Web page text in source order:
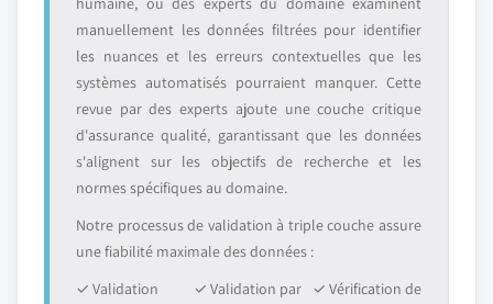
manuellement les données filtrées pour identifier
les nuances et les erreurs contextuelles que les
systèmes automatisés pourraient manquer. Cette
revue par des experts ajoute une couche critique
d'assurance qualité, garantissant que les données
s'alignent sur les objectifs de recherche et les
normes spécifiques au domaine.
Notre processus de validation à triple couche assure
une fiabilité maximale des données :
✓ Validation
✓ Validation par
✓ Vérification de